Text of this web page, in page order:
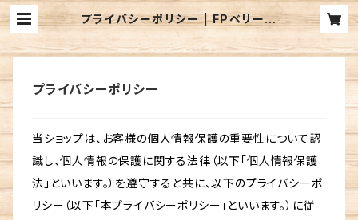
プライバシーポリシー | FPベリーズ
迦葉山／FPB LURE'S BASEWE
BSHOP
プライバシーポリシー
当ショップは、お客様の個人情報保護の重要性について認
識し、個人情報の保護に関する法律（以下「個人情報保護
法」といいます。）を遵守すると共に、以下のプライバシーポ
リシー（以下「本プライバシーポリシー」といいます。）に従